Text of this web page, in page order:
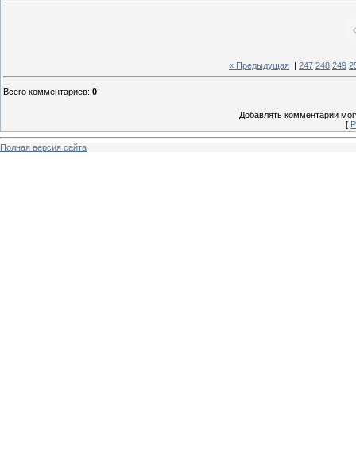
« Предыдущая | 247 248 249
Всего комментариев: 0
Добавлять комментарии
[
Полная версия сайта